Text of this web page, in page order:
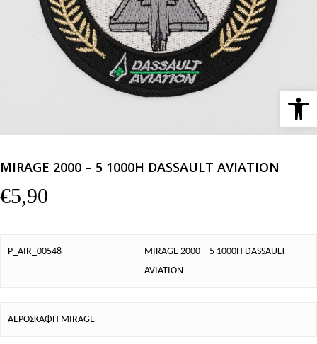
MIRAGE 2000 – 5 1000H DASSAULT AVIATION
€5,90
P_AIR_00548
MIRAGE 2000 – 5 1000H DASSAULT
AVIATION
ΑΕΡΟΣΚΑΦΗ MIRAGE